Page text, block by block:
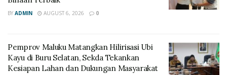
BY ADMIN AUGUST 6, 2026 0
‎Pemprov Maluku Matangkan Hilirisasi Ubi
Kayu di Buru Selatan, Sekda Tekankan
Kesiapan Lahan dan Dukungan Masyarakat